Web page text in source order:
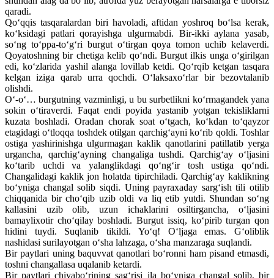
qaradi.
Qo‘qqis tasqaralardan biri havoladi, aftidan yoshroq bo‘lsa kerak,
ko‘ksidagi patlari qorayishga ulgurmabdi. Bir-ikki aylana yasab,
so‘ng to‘ppa-to‘g‘ri burgut o‘tirgan qoya tomon uchib kelaverdi.
Qoyatoshning bir chetiga kelib qo‘ndi. Burgut ilkis unga o‘girilgan
edi, ko‘zlarida yashil alanga lovillab ketdi. Qo‘rqib ketgan tasqara
kelgan iziga qarab urra qochdi. O‘laksaxo‘rlar bir bezovtalanib
olishdi.
O‘-o‘… burgutning vazminligi, u bu surbetlikni ko‘rmagandek yana
sokin o‘tiraverdi. Faqat endi poyida yastanib yotgan tekisliklarni
kuzata boshladi. Oradan chorak soat o‘tgach, ko‘kdan to‘qayzor
etagidagi o‘tloqqa toshdek otilgan qarchig‘ayni ko‘rib qoldi. Toshlar
ostiga yashirinishga ulgurmagan kaklik qanotlarini patillatib yerga
urgancha, qarchig‘ayning changaliga tushdi. Qarchig‘ay o‘ljasini
ko‘tarib uchdi va yalanglikdagi qo‘ng‘ir tosh ustiga qo‘ndi.
Changalidagi kaklik jon holatda tipirchiladi. Qarchig‘ay kaklikning
bo‘yniga changal solib siqdi. Uning payraxaday sarg‘ish tili otilib
chiqqanida bir cho‘qib uzib oldi va liq etib yutdi. Shundan so‘ng
kallasini uzib olib, uzun ichaklarini osiltirgancha, o‘ljasini
bamaylixotir cho‘qilay boshladi. Burgut issiq, ko‘pirib turgan qon
hidini tuydi. Suqlanib tikildi. Yo‘q! O‘ljaga emas. G‘oliblik
nashidasi surilayotgan o‘sha lahzaga, o‘sha manzaraga suqlandi.
Bir paytlari uning baquvvat qanotlari bo‘ronni ham pisand etmasdi,
toshni changallasa uqalanib ketardi.
Bir paytlari chiyabo‘rining sag‘risi ila bo‘yniga changal solib, bir